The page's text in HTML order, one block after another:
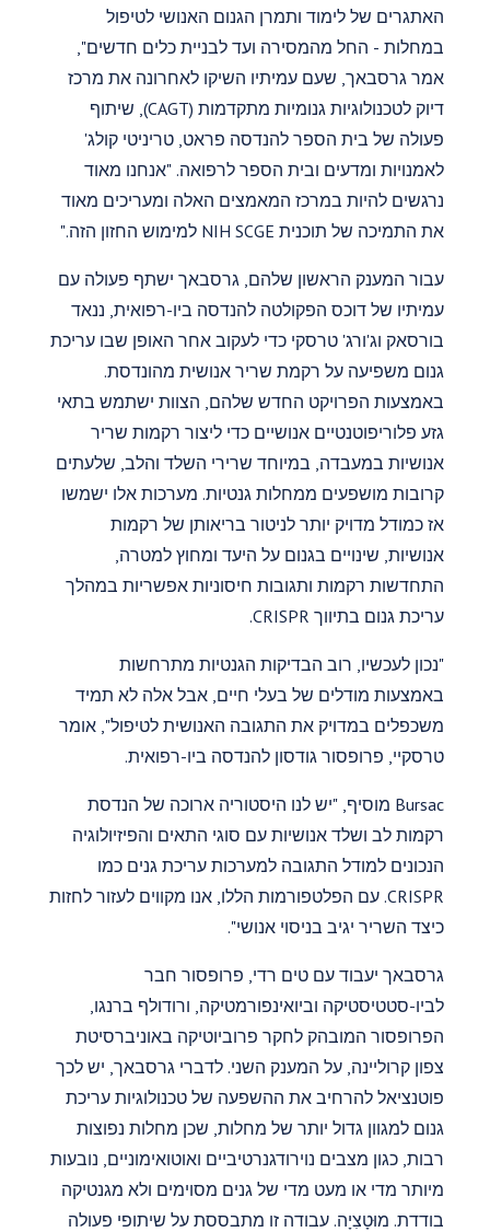
האתגרים של לימוד ותמרן הגנום האנושי לטיפול
במחלות - החל מהמסירה ועד לבניית כלים חדשים",
אמר גרסבאך, שעם עמיתיו השיקו לאחרונה את מרכז
דיוק לטכנולוגיות גנומיות מתקדמות (CAGT), שיתוף
פעולה של בית הספר להנדסה פראט, טריניטי קולג'
לאמנויות ומדעים ובית הספר לרפואה. "אנחנו מאוד
נרגשים להיות במרכז המאמצים האלה ומעריכים מאוד
את התמיכה של תוכנית NIH SCGE למימוש החזון הזה."
עבור המענק הראשון שלהם, גרסבאך ישתף פעולה עם
עמיתיו של דוכס הפקולטה להנדסה ביו-רפואית, ננאד
בורסאק וג'ורג' טרסקי כדי לעקוב אחר האופן שבו עריכת
גנום משפיעה על רקמת שריר אנושית מהונדסת.
באמצעות הפרויקט החדש שלהם, הצוות ישתמש בתאי
גזע פלוריפוטנטיים אנושיים כדי ליצור רקמות שריר
אנושיות במעבדה, במיוחד שרירי השלד והלב, שלעתים
קרובות מושפעים ממחלות גנטיות. מערכות אלו ישמשו
אז כמודל מדויק יותר לניטור בריאותן של רקמות
אנושיות, שינויים בגנום על היעד ומחוץ למטרה,
התחדשות רקמות ותגובות חיסוניות אפשריות במהלך
עריכת גנום בתיווך CRISPR.
"נכון לעכשיו, רוב הבדיקות הגנטיות מתרחשות
באמצעות מודלים של בעלי חיים, אבל אלה לא תמיד
משכפלים במדויק את התגובה האנושית לטיפול", אומר
טרסקיי, פרופסור גודסון להנדסה ביו-רפואית.
Bursac מוסיף, "יש לנו היסטוריה ארוכה של הנדסת
רקמות לב ושלד אנושיות עם סוגי התאים והפיזיולוגיה
הנכונים למודל התגובה למערכות עריכת גנים כמו
CRISPR. עם הפלטפורמות הללו, אנו מקווים לעזור לחזות
כיצד השריר יגיב בניסוי אנושי".
גרסבאך יעבוד עם טים רדי, פרופסור חבר
לביו-סטטיסטיקה וביואינפורמטיקה, ורודולף ברנגו,
הפרופסור המובהק לחקר פרוביוטיקה באוניברסיטת
צפון קרוליינה, על המענק השני. לדברי גרסבאך, יש לכך
פוטנציאל להרחיב את ההשפעה של טכנולוגיות עריכת
גנום למגוון גדול יותר של מחלות, שכן מחלות נפוצות
רבות, כגון מצבים נוירודגנרטיביים ואוטואימוניים, נובעות
מיותר מדי או מעט מדי של גנים מסוימים ולא מגנטיקה
בודדת. מוּטָצִיָה. עבודה זו מתבססת על שיתופי פעולה